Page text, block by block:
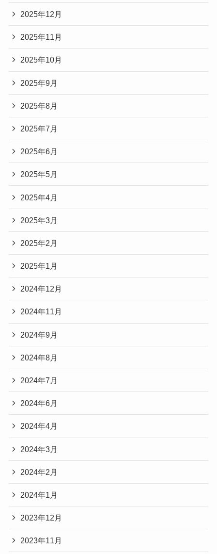
2025年12月
2025年11月
2025年10月
2025年9月
2025年8月
2025年7月
2025年6月
2025年5月
2025年4月
2025年3月
2025年2月
2025年1月
2024年12月
2024年11月
2024年9月
2024年8月
2024年7月
2024年6月
2024年4月
2024年3月
2024年2月
2024年1月
2023年12月
2023年11月